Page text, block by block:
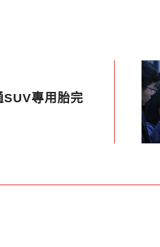
專用胎完